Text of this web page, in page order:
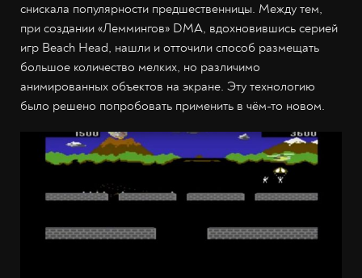
снискала популярности предшественницы. Между тем,
при создании «Леммингов» DMA, вдохновившись серией
игр Beach Head, нашли и отточили способ размещать
большое количество мелких, но различимо
анимированных объектов на экране. Эту технологию
было решено попробовать применить в чём-то новом.